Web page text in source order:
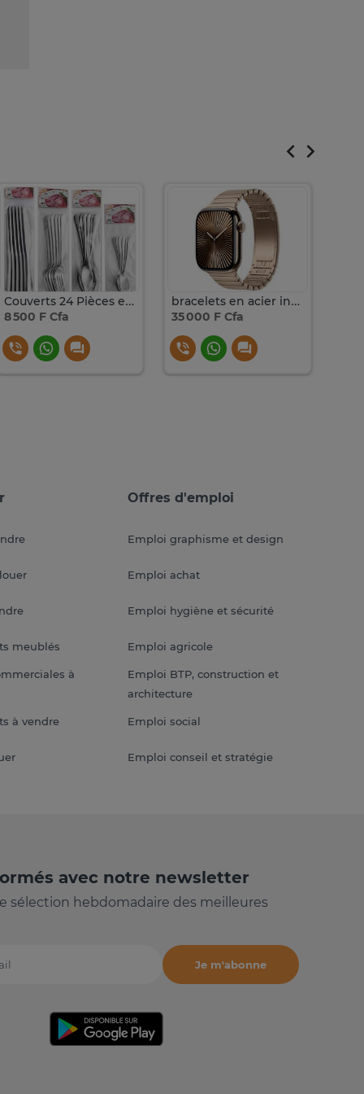
Couverts 24 Pièces en Acier Inoxydable
8 500 F Cfa
bracelets en acier inoxydable Apple Watch
35 000 F Cfa
meublés
à
à vendre
Offres d'emploi
Emploi graphisme et design
Emploi achat
Emploi hygiène et sécurité
Emploi agricole
Emploi BTP, construction et
architecture
Emploi social
Emploi conseil et stratégie
avec notre newsletter
sélection hebdomadaire des meilleures
Je m'abonne